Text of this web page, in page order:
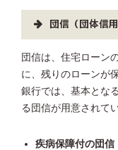
団信（団体信
団信は、住宅ローン
に、残りのローンが
銀行では、基本となる
る団信が用意されて
疾病保障付の団信